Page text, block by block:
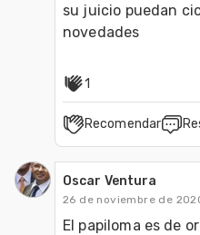
su juicio puedan
novedades
1
Recomendar
Oscar Ventura
26 de noviembre de
El papiloma es de